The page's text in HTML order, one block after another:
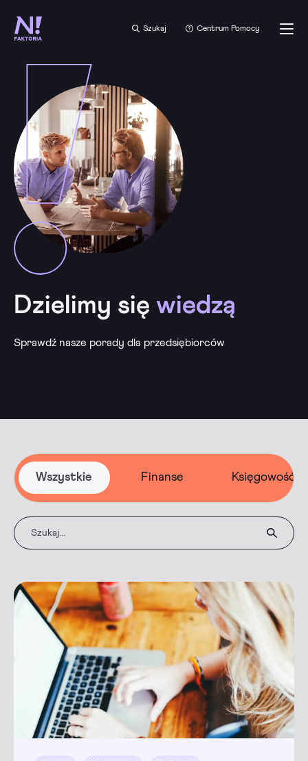
Szukaj Centrum Pomocy
Dzielimy się wiedzą
Sprawdź nasze porady dla przedsiębiorców
Wszystkie Finanse Księgowość